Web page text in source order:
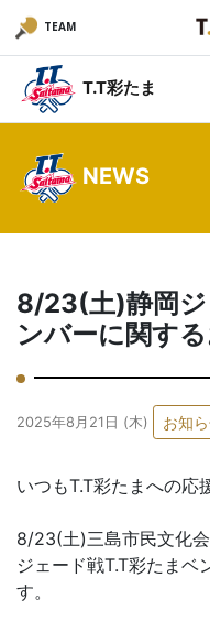
TEAM
T.T彩たま
NEWS
8/23(土)静岡
ンバーに関す
2025年8月21日 (木) お知
いつもT.T彩たまへの応
8/23(土)三島市民文化
ジェード戦T.T彩たまベ
す。